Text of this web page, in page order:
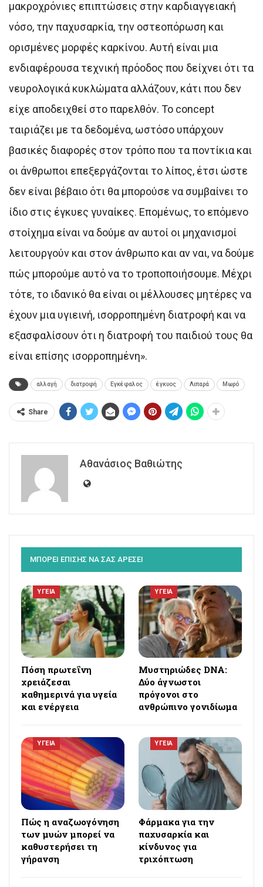
μακροχρόνιες επιπτώσεις στην καρδιαγγειακή
νόσο, την παχυσαρκία, την οστεοπόρωση και
ορισμένες μορφές καρκίνου. Αυτή είναι μια
ενδιαφέρουσα τεχνική πρόοδος που δείχνει ότι τα
νευρολογικά κυκλώματα αλλάζουν, κάτι που δεν
είχε αποδειχθεί στο παρελθόν. Το concept
ταιριάζει με τα δεδομένα, ωστόσο υπάρχουν
βασικές διαφορές στον τρόπο που τα ποντίκια και
οι άνθρωποι επεξεργάζονται το λίπος, έτσι ώστε
δεν είναι βέβαιο ότι θα μπορούσε να συμβαίνει το
ίδιο στις έγκυες γυναίκες. Επομένως, το επόμενο
στοίχημα είναι να δούμε αν αυτοί οι μηχανισμοί
λειτουργούν και στον άνθρωπο και αν ναι, να δούμε
πώς μπορούμε αυτό να το τροποποιήσουμε. Μέχρι
τότε, το ιδανικό θα είναι οι μέλλουσες μητέρες να
έχουν μια υγιεινή, ισορροπημένη διατροφή και να
εξασφαλίσουν ότι η διατροφή του παιδιού τους θα
είναι επίσης ισορροπημένη».
αλλαγή διατροφή Εγκέφαλος έγκυος Λιπαρά Μωρό
Share
Αθανάσιος Βαθιώτης
ΜΠΟΡΕΙ ΕΠΙΣΗΣ ΝΑ ΣΑΣ ΑΡΕΣΕΙ
ΥΓΕΙΑ
Πόση πρωτεΐνη
χρειάζεσαι
καθημερινά για υγεία
και ενέργεια
ΥΓΕΙΑ
Μυστηριώδες DNA:
Δύο άγνωστοι
πρόγονοι στο
ανθρώπινο γονιδίωμα
ΥΓΕΙΑ
Πώς η αναζωογόνηση
των μυών μπορεί να
καθυστερήσει τη
γήρανση
ΥΓΕΙΑ
Φάρμακα για την
παχυσαρκία και
κίνδυνος για
τριχόπτωση